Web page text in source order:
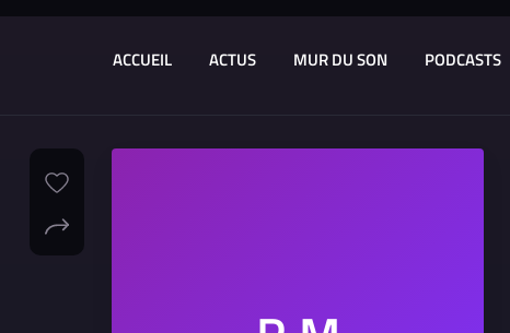
ACCUEIL ACTUS MUR DU SON PODCASTS